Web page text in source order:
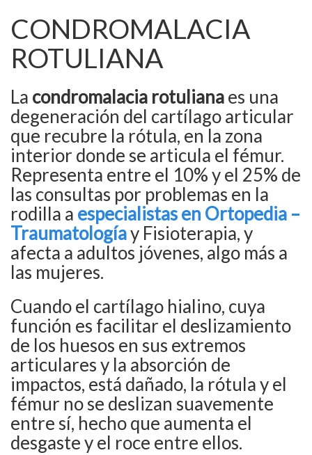
CONDROMALACIA
ROTULIANA
La condromalacia rotulianaes una
degeneración del cartílago articular
que recubre la rótula, en la zona
interior donde se articula el fémur.
Representa entre el 10% y el 25% de
las consultas por problemas en la
rodilla a especialistas en Ortopedia –
Traumatologíay Fisioterapia, y
afecta a adultos jóvenes, algo más a
las mujeres.
Cuando el cartílago hialino, cuya
función es facilitar el deslizamiento
de los huesos en sus extremos
articulares y la absorción de
impactos, está dañado, la rótula y el
fémur no se deslizan suavemente
entre sí, hecho que aumenta el
desgaste y el roce entre ellos.